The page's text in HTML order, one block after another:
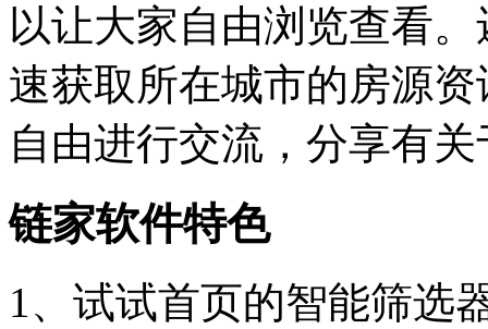
以让大家自由浏览查看
速获取所在城市的房源
自由进行交流，分享有
链家软件特色
1、试试首页的智能筛选